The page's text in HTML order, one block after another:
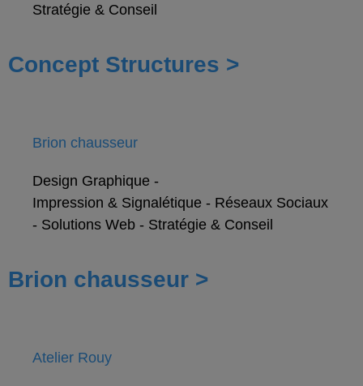
Stratégie & Conseil
Concept Structures >
Brion chausseur
Design Graphique -
Impression & Signalétique - Réseaux Sociaux
- Solutions Web - Stratégie & Conseil
Brion chausseur >
Atelier Rouy